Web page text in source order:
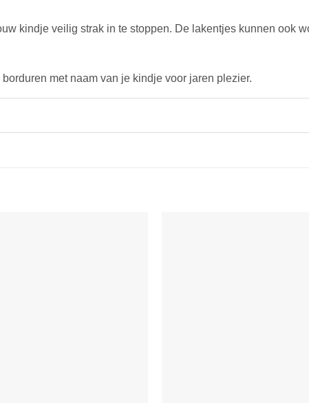
kindje veilig strak in te stoppen. De lakentjes kunnen ook
met naam van je kindje voor jaren plezier.